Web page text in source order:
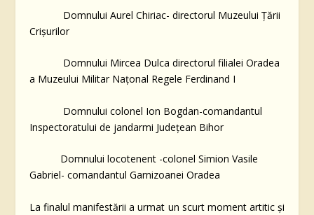
Domnului Aurel Chiriac- directorul Muzeului Țării
Crișurilor
Domnului Mircea Dulca directorul filialei Oradea
a Muzeului Militar Națonal Regele Ferdinand I
Domnului colonel Ion Bogdan-comandantul
Inspectoratului de jandarmi Județean Bihor
Domnului locotenent -colonel Simion Vasile
Gabriel- comandantul Garnizoanei Oradea
La finalul manifestării a urmat un scurt moment artitic și